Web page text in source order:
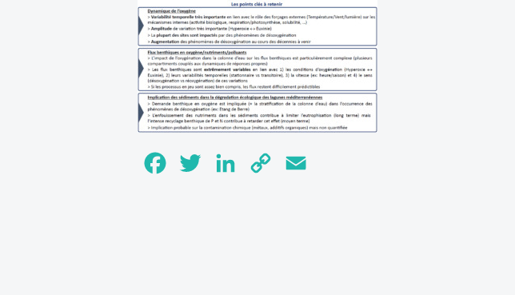
FacebookTwitter LinkedInCopy